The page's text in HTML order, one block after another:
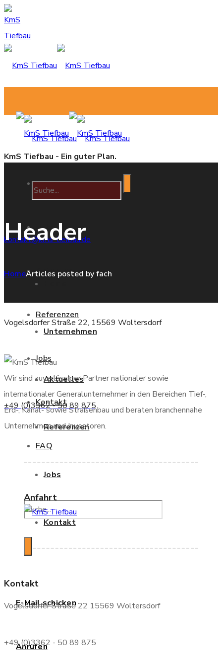
Home
Unternehmen
Aktuelles
Referenzen
Jobs
Kontakt
FAQ
E-Mail schicken
Anrufen
KmS Tiefbau - Ein guter Plan.
kontakt@kms-tiefbau.de
Vogelsdorfer Straße 22, 15569 Woltersdorf
+49 (0)3362 - 50 89 875
Unternehmen
Aktuelles
Referenzen
Jobs
Kontakt
Header
HomeArticles posted by fach
Wir sind zuverlässiger Partner nationaler sowie
internationaler Generalunternehmer in den Bereichen Tief-,
Erd-, Kanal- sowie Straßenbau und beraten branchennahe
Unternehmen und Investoren.
Anfahrt
Kontakt
Vogelsdorfer Straße 22 15569 Woltersdorf
+49 (0)3362 - 50 89 875